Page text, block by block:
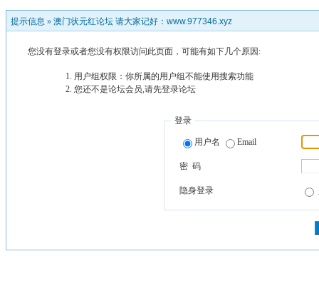
提示信息 » 澳门状元红论坛 请大家记好：www.977346.xyz
您没有登录或者您没有权限访问此页面，可能有如下几个原因:
用户组权限：你所属的用户组不能使用搜索功能
您还不是论坛会员,请先登录论坛
登录
用户名 Email
密 码
隐身登录